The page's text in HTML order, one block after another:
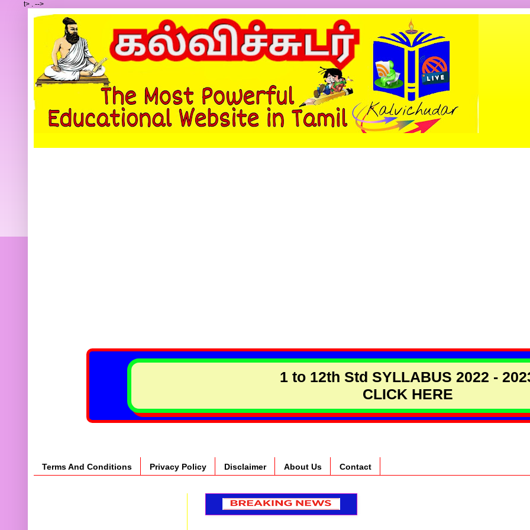
t> . -->
1 to 12th Std SYLLABUS 2022 -
CLICK HERE
Terms And Conditions Privacy Policy Disclaimer About Us Contact